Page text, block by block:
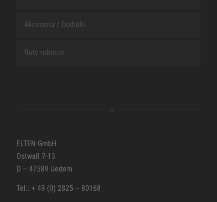
Akcesoria / Dodatki
Buty robocze
ELTEN GmbH
Ostwall 7-13
D – 47589 Uedem
Tel.: + 49 (0) 2825 – 80168